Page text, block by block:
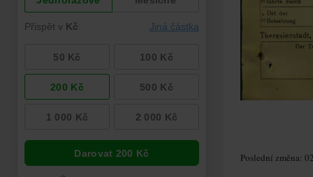
Poslední změna: